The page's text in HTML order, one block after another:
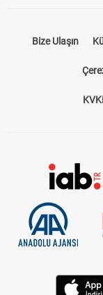
Bize Ulaşın